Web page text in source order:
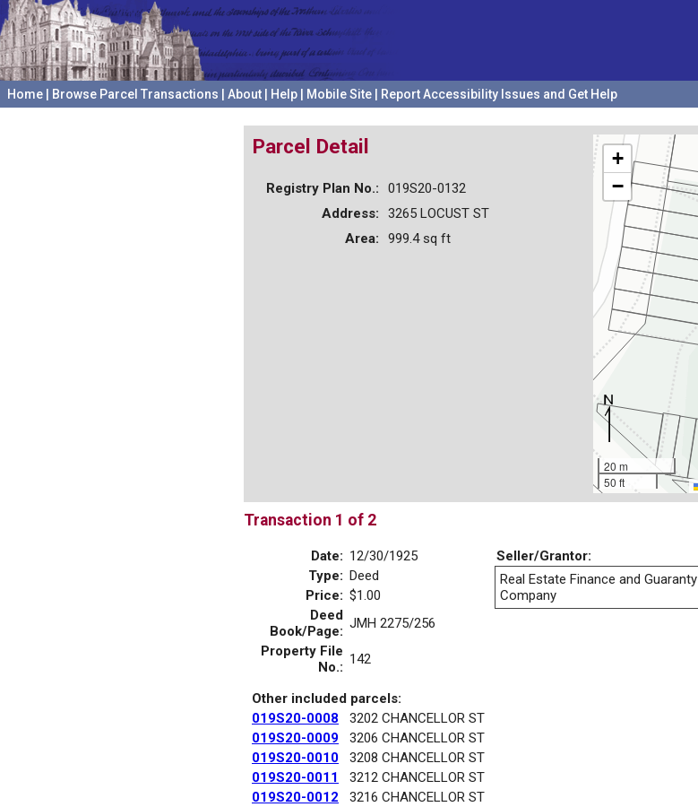
Home Browse Parcel Transactions About Help Mobile Site Report Accessibility Issues and Get Help
+
−
20 m
50 ft
Parcel Detail
Registry Plan No.:
019S20-0132
Address:
3265 LOCUST ST
Area:
999.4 sq ft
Transaction 1 of 2
Date: 12/30/1925
Type: Deed
Price: $1.00
Deed
Book/Page: JMH 2275/256
Property File
No.: 142
Other included parcels:
019S20-0008
3202 CHANCELLOR ST
019S20-0009
3206 CHANCELLOR ST
019S20-0010
3208 CHANCELLOR ST
019S20-0011
3212 CHANCELLOR ST
019S20-0012
3216 CHANCELLOR ST
Seller/Grantor:
Real Estate Finance and Guaranty
Company